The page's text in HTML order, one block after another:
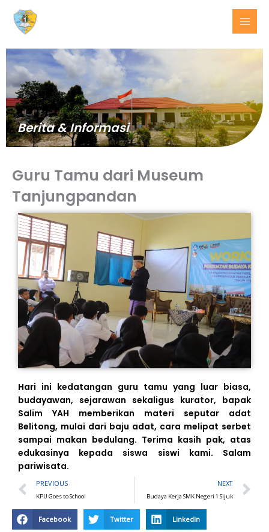
konten
Berita & Informasi
Guru Tamu dari Museum
Tanjungpandan
Hari ini kedatangan guru tamu yang luar biasa,
budayawan, sejarawan sekaligus kurator, bapak
Salim YAH memberikan materi seputar adat
Belitong, mulai dari baju adat, cara melipat serbet
sampai makan bedulang. Terima kasih pak, atas
edukasinya kepada siswa siswi kami. Salam
pariwisata.
Prev
PREVIOUS
KPU Goes to School
NEXT
Budaya Kerja SMK Negeri 1 Sijuk
Facebook Twitter LinkedIn